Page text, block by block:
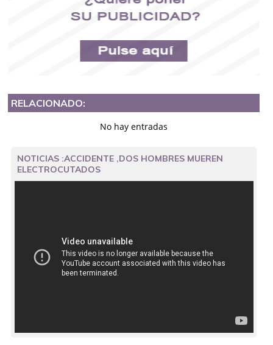
RELACIONADO:
No hay entradas
NOTICIAS :ACCIDENTE ,DOS HOMBRES MUEREN
ELECTROCUTADOS